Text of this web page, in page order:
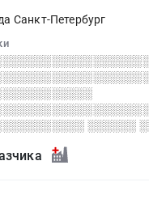
Санкт-Петербург
░░░░░░